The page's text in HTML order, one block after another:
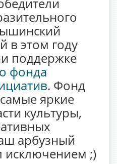
в этом году
поддержке
фонда
. Фонд
яркие
культуры,
арбузный
исключением ;)